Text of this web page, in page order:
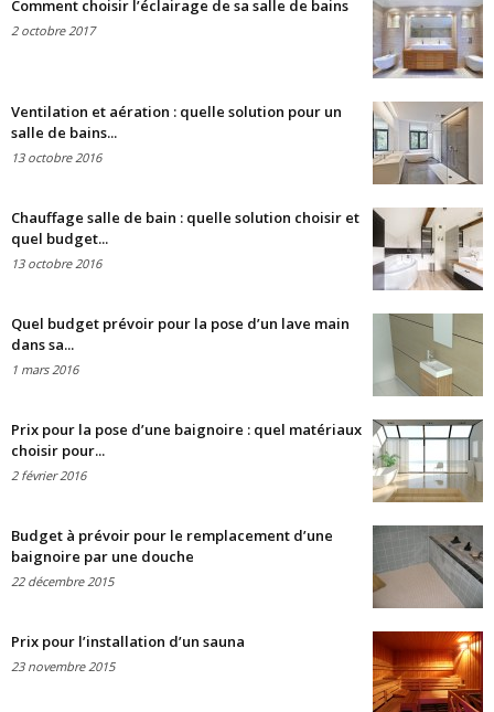
Comment choisir l’éclairage de sa salle de bains
2 octobre 2017
Ventilation et aération : quelle solution pour un
salle de bains...
13 octobre 2016
Chauffage salle de bain : quelle solution choisir et
quel budget...
13 octobre 2016
Quel budget prévoir pour la pose d’un lave main
dans sa...
1 mars 2016
Prix pour la pose d’une baignoire : quel matériaux
choisir pour...
2 février 2016
Budget à prévoir pour le remplacement d’une
baignoire par une douche
22 décembre 2015
Prix pour l’installation d’un sauna
23 novembre 2015